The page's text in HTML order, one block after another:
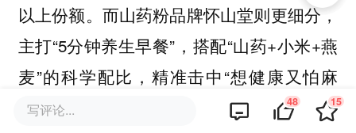
以上份额。而山药粉品牌怀山堂则更细分，
主打“5分钟养生早餐”，搭配“山药+小米+燕
麦”的科学配比，精准击中“想健康又怕麻
烦”的宝妈群体，单品年销超8亿元。
写评论... 48 15